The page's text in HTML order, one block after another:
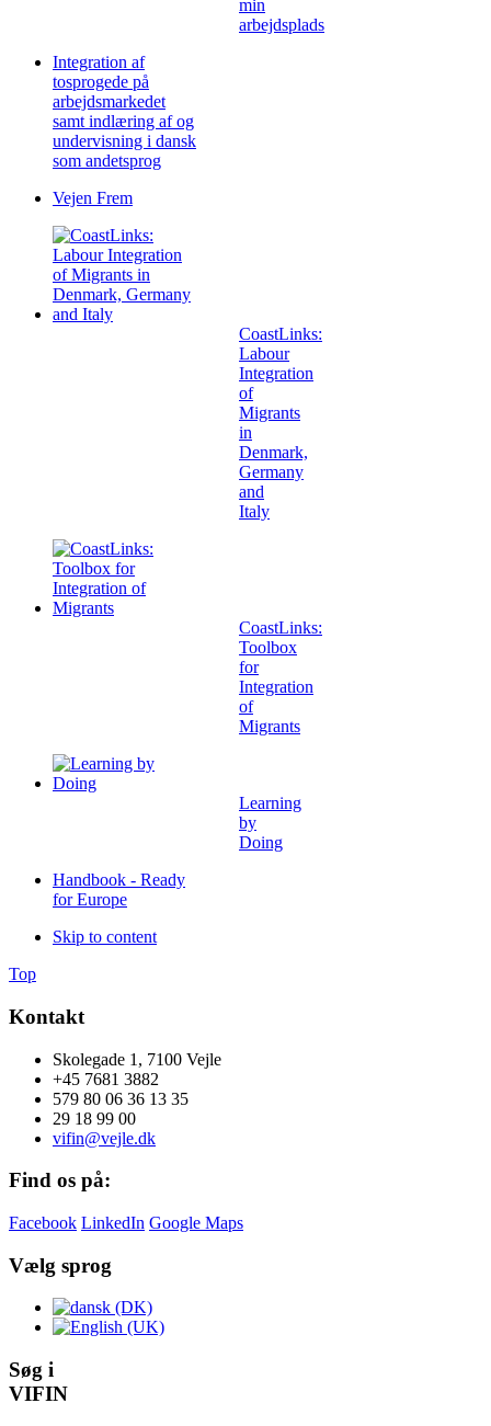
min
arbejdsplads
Integration af
tosprogede på
arbejdsmarkedet
samt indlæring af og
undervisning i dansk
som andetsprog
Vejen Frem
CoastLinks:
Labour
Integration
of
Migrants
in
Denmark,
Germany
and
Italy
CoastLinks:
Toolbox
for
Integration
of
Migrants
Learning
by
Doing
Handbook - Ready
for Europe
Skip to content
Top
Kontakt
Skolegade 1, 7100 Vejle
+45 7681 3882
579 80 06 36 13 35
29 18 99 00
vifin@vejle.dk
Find os på:
Facebook LinkedIn Google Maps
Vælg sprog
Søg i
VIFIN